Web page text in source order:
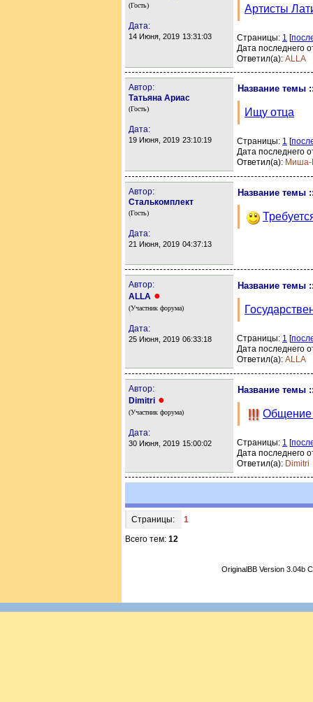
(Гость)
Дата:
14 Июня, 2019 13:31:03
Артисты
Страницы: 1 [
Дата последнего
Ответил(а): ALLA
Автор:
Татьяна Ариас
(Гость)
Дата:
19 Июня, 2019 23:10:19
Название темы
Ищу отца
Страницы: 1 [
Дата последнего
Ответил(а): Миша-
Автор:
Сталькомплект
(Гость)
Дата:
21 Июня, 2019 04:37:13
Название темы
Автор:
ALLA ●
(Участник форума)
Дата:
25 Июня, 2019 06:33:18
Название темы
Страницы: 1 [
Дата последнего
Ответил(а): ALLA
Автор:
Dimitri ●
(Участник форума)
Дата:
30 Июня, 2019 15:00:02
Название темы
Общение
Страницы: 1 [
Дата последнего
Ответил(а): Dimitri
Страницы:
1
Всего тем: 12
OriginalBB Version 3.04b